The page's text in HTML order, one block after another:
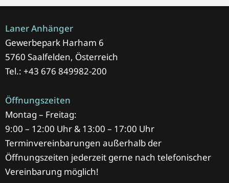
Laner Anhänger
Gewerbepark Harham 6
5760 Saalfelden, Österreich
Tel.: +43 676 849982-200
Öffnungszeiten
Montag – Freitag:
9:00 – 12:00 Uhr & 13:00 – 17:00 Uhr
Terminvereinbarungen außerhalb der
Öffnungszeiten jederzeit gerne nach telefonischer
Vereinbarung möglich!